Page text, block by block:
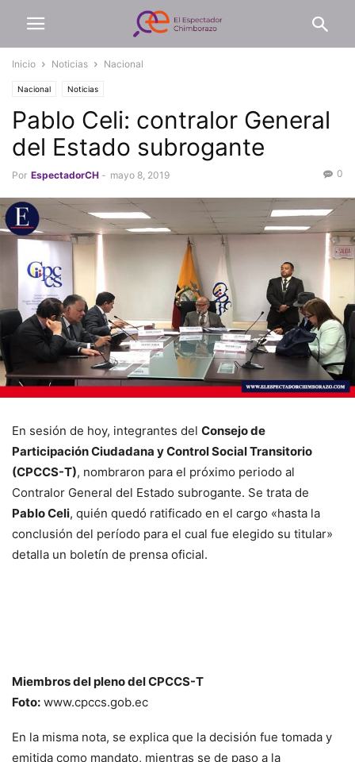
Inicio Noticias Nacional
Nacional Noticias
Pablo Celi: contralor General
del Estado subrogante
Por EspectadorCH - mayo 8, 2019 0
En sesión de hoy, integrantes del Consejo de
Participación Ciudadana y Control Social Transitorio
(CPCCS-T), nombraron para el próximo periodo al
Contralor General del Estado subrogante. Se trata de
Pablo Celi, quién quedó ratificado en el cargo «hasta la
conclusión del período para el cual fue elegido su titular»
detalla un boletín de prensa oficial.
Miembros del pleno del CPCCS-T
Foto: www.cpccs.gob.ec
En la misma nota, se explica que la decisión fue tomada y
emitida como mandato, mientras se de paso a la